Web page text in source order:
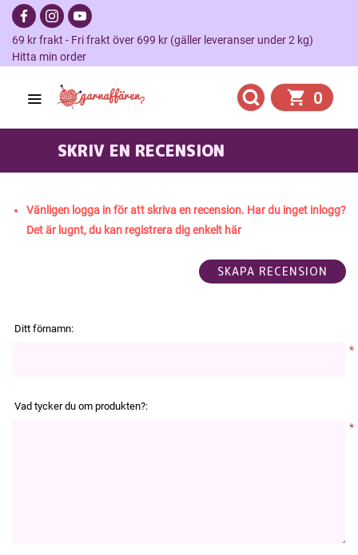
69 kr frakt - Fri frakt över 699 kr (gäller leveranser under 2 kg)
Hitta min order
0
SKRIV EN RECENSION
Vänligen logga in för att skriva en recension. Har du inget inlogg?
Det är lugnt, du kan registrera dig enkelt här
Ditt förnamn:
*
Vad tycker du om produkten?:
*